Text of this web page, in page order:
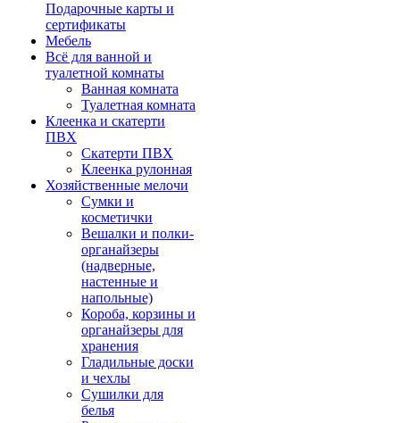
Подарочные карты и
сертификаты
Мебель
Всё для ванной и
туалетной комнаты
Ванная комната
Туалетная комната
Клеенка и скатерти
ПВХ
Скатерти ПВХ
Клеенка рулонная
Хозяйственные мелочи
Сумки и
косметички
Вешалки и полки-
органайзеры
(надверные,
настенные и
напольные)
Короба, корзины и
органайзеры для
хранения
Гладильные доски
и чехлы
Сушилки для
белья